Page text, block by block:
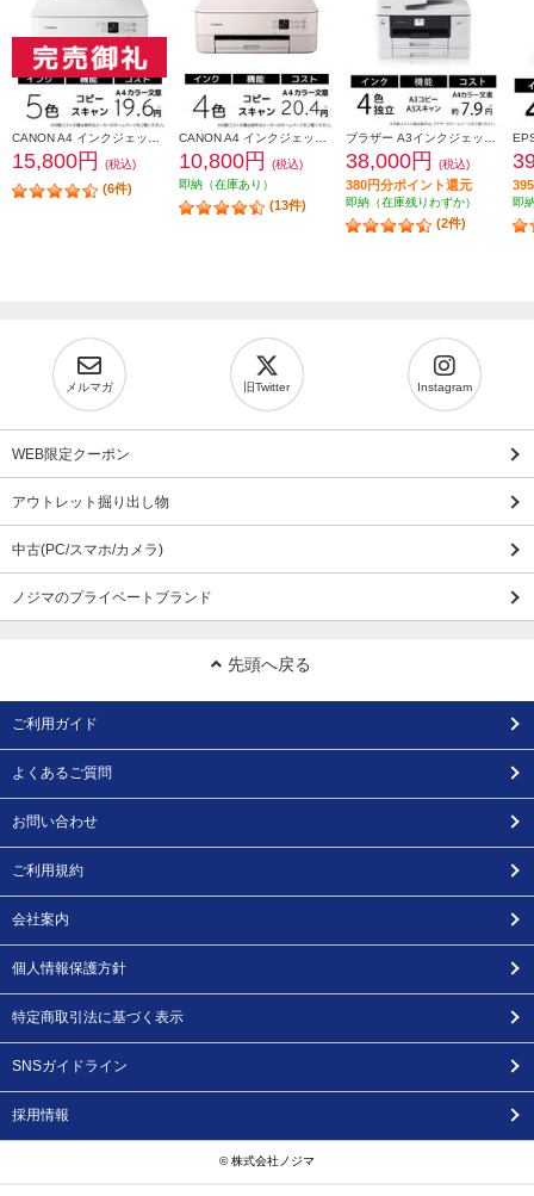
15,800円 (税込)
(6件)
10,800円
(税込)
即納（在庫あり）
(13件)
38,000円 (税込)
380円分ポイント還元
即納（在庫残りわずか）
(2件)
即
メルマガ 旧Twitter Instagram
WEB限定クーポン
アウトレット掘り出し物
中古(PC/スマホ/カメラ)
ノジマのプライベートブランド
先頭へ戻る
ご利用ガイド
よくあるご質問
お問い合わせ
ご利用規約
会社案内
個人情報保護方針
特定商取引法に基づく表示
SNSガイドライン
採用情報
© 株式会社ノジマ